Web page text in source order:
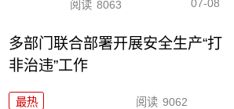
阅读 8063 07-08
多部门联合部署开展安全生产“打
非治违”工作
最热 阅读 9062